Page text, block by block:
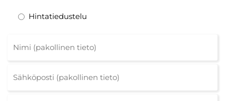
Hintatiedustelu